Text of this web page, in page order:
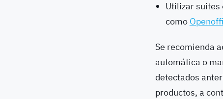
Utilizar suites
como
Se recomienda
automática o
detectados
productos, a